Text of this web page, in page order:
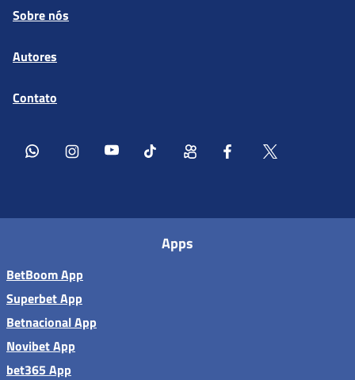
Sobre nós
Autores
Contato
Apps
BetBoom App
Superbet App
Betnacional App
Novibet App
bet365 App